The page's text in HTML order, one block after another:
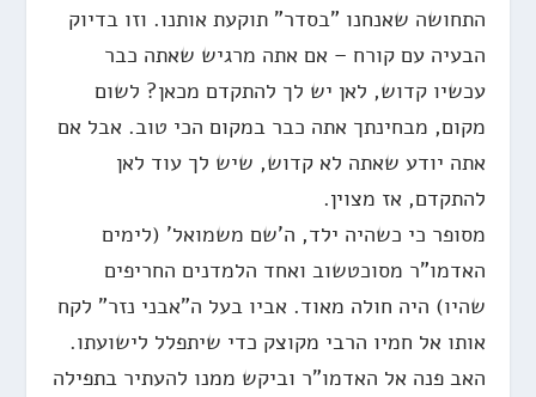
התחושה שאנחנו "בסדר" תוקעת אותנו. וזו בדיוק
הבעיה עם קורח – אם אתה מרגיש שאתה כבר
עכשיו קדוש, לאן יש לך להתקדם מכאן? לשום
מקום, מבחינתך אתה כבר במקום הכי טוב. אבל אם
אתה יודע שאתה לא קדוש, שיש לך עוד לאן
להתקדם, אז מצוין.
מסופר כי כשהיה ילד, ה'שם משמואל' (לימים
האדמו"ר מסוכטשוב ואחד הלמדנים החריפים
שהיו) היה חולה מאוד. אביו בעל ה”אבני נזר” לקח
אותו אל חמיו הרבי מקוצק כדי שיתפלל לישועתו.
האב פנה אל האדמו”ר וביקש ממנו להעתיר בתפילה